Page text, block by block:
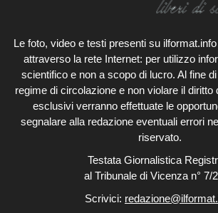
Le foto, video e testi presenti su
attraverso la rete Internet: per utilizzo
scientifico e non a scopo di lucro. Al fine
regime di circolazione e non violare il diritto
esclusivi verranno effettuate le
segnalare alla redazione eventuali errori
riservato.
Testata Giornalistica
al Tribunale di Vicenza n° 7/
Scrivici: